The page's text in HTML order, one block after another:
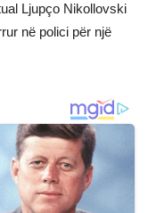
Ljupço Nikollovski
në polici për një